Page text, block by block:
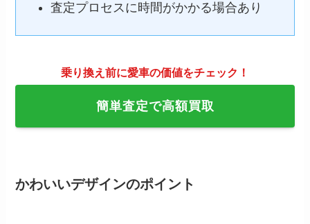
査定プロセスに時間がかかる場合あり
乗り換え前に愛車の価値をチェック！
簡単査定で高額買取
かわいいデザインのポイント